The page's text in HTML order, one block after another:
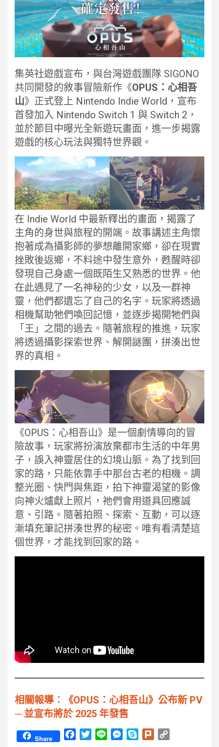
集英社遊戲宣布，與台灣遊戲團隊 SIGONO
共同開發的敘事冒險新作《OPUS：心相吾
山》正式登上 Nintendo Indie World，宣布
首發加入 Nintendo Switch 1 與 Switch 2，
並於節目中曝光全新遊玩畫面，進一步揭露
遊戲的核心玩法與獨特世界觀。
在 Indie World 中最新釋出的畫面，揭露了
主角的身世與旅程的開端。故事講述主角懷
抱著成為攝影師的夢想離開家鄉，卻在現實
挫敗後返鄉，不料途中發生意外，甦醒時卻
發現自己身處一個既陌生又熟悉的世界。他
在此遇見了一名神秘的少女，以及一群神
靈，他們都遺忘了自己的名字。玩家將透過
相機幫助牠們喚回記憶，並逐步揭開牠們與
「王」之間的過去。隨著旅程的推進，玩家
將透過攝影探索世界、解開謎團，拼湊出世
界的真相。
《OPUS：心相吾山》是一個劇情導向的冒
險故事，玩家將扮演放棄都市生活的中年男
子，誤入神靈居住的幻境山脈。為了找到回
家的路，只能依靠手中那台古老的相機。調
整光圈、快門與焦距，拍下神靈渴望的影像
向神火爐獻上照片，祂們會用道具回應誠
意、引路。隨著拍照、探索、互動，可以逐
漸填充筆記拼湊世界的秘密。唯有看清楚這
個世界，才能找到回家的路。
相關報導︰《OPUS：心相吾山》公布新 PV
─ 並宣布將於 2025 年發售
Share
M